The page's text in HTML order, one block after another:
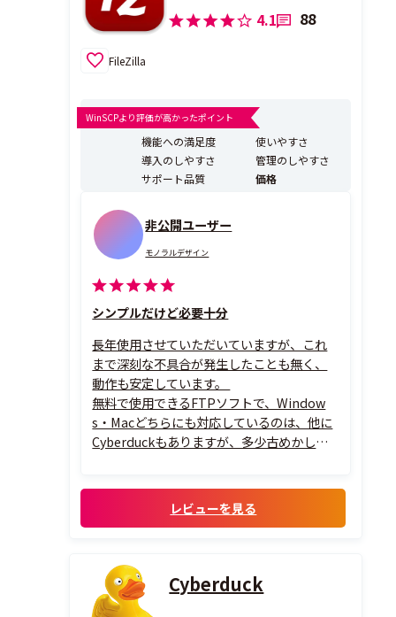
4.1 88
FileZilla
WinSCPより評価が高かったポイント
機能への満足度
使いやすさ
導入のしやすさ
管理のしやすさ
サポート品質
価格
非公開ユーザー
モノラルデザイン
シンプルだけど必要十分
長年使用させていただいていますが、これ
まで深刻な不具合が発生したことも無く、
動作も安定しています。
無料で使用できるFTPソフトで、Window
s・Macどちらにも対応しているのは、他に
Cyberduckもありますが、多少古めかしい
アップデートも頻繁にされており、安心して
使用できるのも大変ありがたいです。
レビューを見る
Cyberduck